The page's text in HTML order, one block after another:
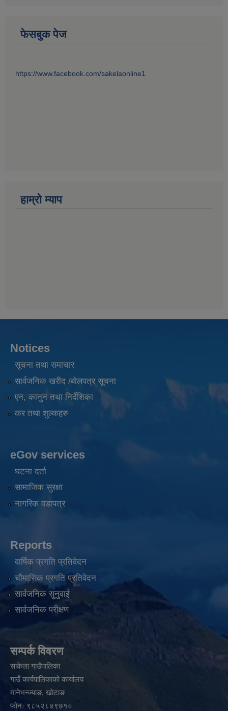
फेसबुक पेज
https://www.facebook.com/sakelaonline1
हाम्राे म्याप
Notices
सूचना तथा समाचार
सार्वजनिक खरीद /बोलपत्र सूचना
एन, कानुन तथा निर्देशिका
कर तथा शुल्कहरु
eGov services
घटना दर्ता
सामाजिक सुरक्षा
नागरिक वडापत्र
Reports
वार्षिक प्रगति प्रतिवेदन
चौमासिक प्रगति प्रतिवेदन
सार्वजनिक सुनुवाई
सार्वजनिक परीक्षण
सम्पर्क विवरण
साकेला गाउँपालिका
गाउँ कार्यपालिकाको कार्यालय
मानेभन्ज्याङ, खाेटाङ
फाेनः ९८५२८४९७१०